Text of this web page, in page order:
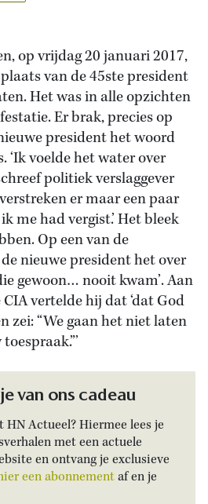
op vrijdag 20 januari 2017,
van de 45ste president
Het was in alle opzichten
Er brak, precies op
president het woord
‘Ik voelde het water over
politiek verslaggever
er maar een paar
me had vergist.’ Het bleek
Op een van de
nieuwe president het over
gewoon… nooit kwam’. Aan
vertelde hij dat ‘dat God
zei: “We gaan het niet laten
van ons cadeau
Actueel? Hiermee lees je
met een actuele
en ontvang je exclusieve
een abonnementaf en je